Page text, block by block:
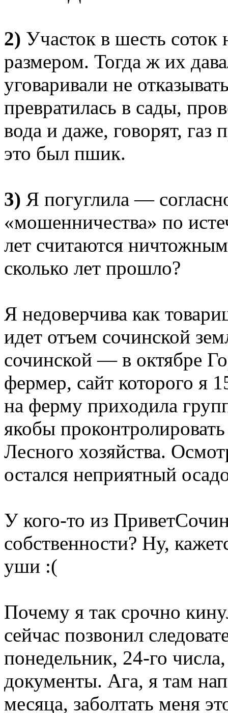
2) Участок в шесть
размером. Тогда ж их
уговаривали не
превратилась в сады,
вода и даже, говорят,
это был пшик.
3) Я погуглила —
«мошенничества» по
лет считаются
сколько лет прошло?
Я недоверчива как
идет отъем сочинской
сочинской — в октябре
фермер, сайт которого я
на ферму приходила
якобы
Лесного хозяйства.
остался неприятный
У кого-то из
собственности? Ну,
уши :(
Почему я так срочно
сейчас позвонил
понедельник, 24-го
документы. Ага, я там
месяца, заболтать меня